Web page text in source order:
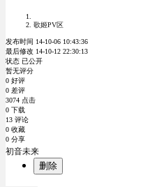
歌姬PV区
发布时间 14-10-06 10:43:36
最后修改 14-10-12 22:30:13
状态 已公开
暂无评分
0 好评
0 差评
3074 点击
0 下载
13 评论
0 收藏
0 分享
初音未来
删除